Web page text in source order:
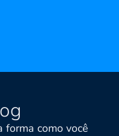
forma como você